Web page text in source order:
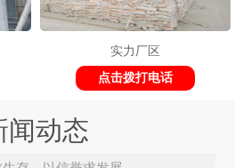
实力厂区
点击拨打电话
闻动态